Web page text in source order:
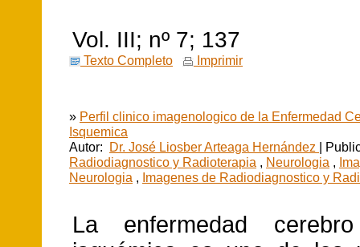
Vol. III; nº 7; 137
Texto Completo Imprimir
» Perfil clinico imagenologico de la Enfermedad
Isquemica
Autor: Dr. José Liosber Arteaga Hernández |
Radiodiagnostico y Radioterapia , Neurologia ,
Neurologia , Imagenes de Radiodiagnostico y
La enfermedad